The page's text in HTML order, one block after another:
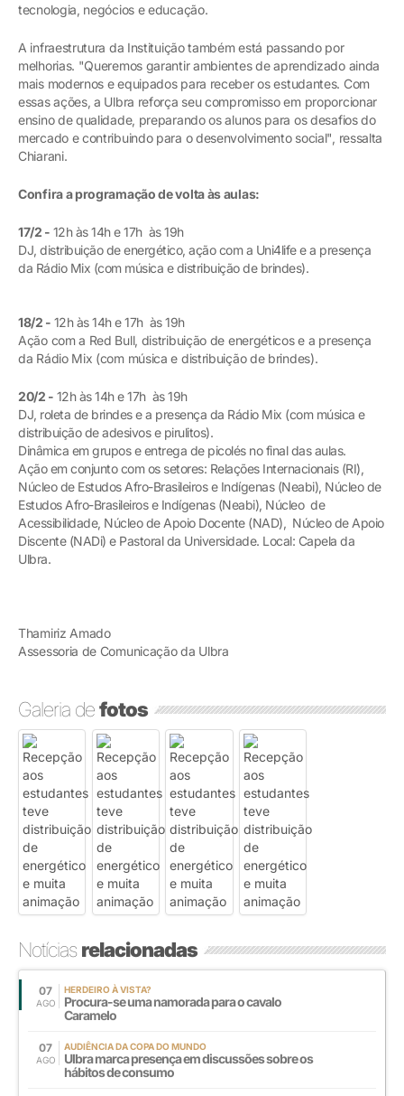
tecnologia, negócios e educação.
A infraestrutura da Instituição também está passando por
melhorias. "Queremos garantir ambientes de aprendizado ainda
mais modernos e equipados para receber os estudantes. Com
essas ações, a Ulbra reforça seu compromisso em proporcionar
ensino de qualidade, preparando os alunos para os desafios do
mercado e contribuindo para o desenvolvimento social", ressalta
Chiarani.
Confira a programação de volta às aulas:
17/2 - 12h às 14h e 17h às 19h
DJ, distribuição de energético, ação com a Uni4life e a presença
da Rádio Mix (com música e distribuição de brindes).
18/2 - 12h às 14h e 17h às 19h
Ação com a Red Bull, distribuição de energéticos e a presença
da Rádio Mix (com música e distribuição de brindes).
20/2 - 12h às 14h e 17h às 19h
DJ, roleta de brindes e a presença da Rádio Mix (com música e
distribuição de adesivos e pirulitos).
Dinâmica em grupos e entrega de picolés no final das aulas.
Ação em conjunto com os setores: Relações Internacionais (RI),
Núcleo de Estudos Afro-Brasileiros e Indígenas (Neabi), Núcleo de
Estudos Afro-Brasileiros e Indígenas (Neabi), Núcleo de
Acessibilidade, Núcleo de Apoio Docente (NAD), Núcleo de Apoio
Discente (NADi) e Pastoral da Universidade. Local: Capela da
Ulbra.
Thamiriz Amado
Assessoria de Comunicação da Ulbra
Galeria defotos
Notíciasrelacionadas
07
AGO
HERDEIRO À VISTA?
Procura-se uma namorada para o cavalo
Caramelo
07
AGO
AUDIÊNCIA DA COPA DO MUNDO
Ulbra marca presença em discussões sobre os
hábitos de consumo